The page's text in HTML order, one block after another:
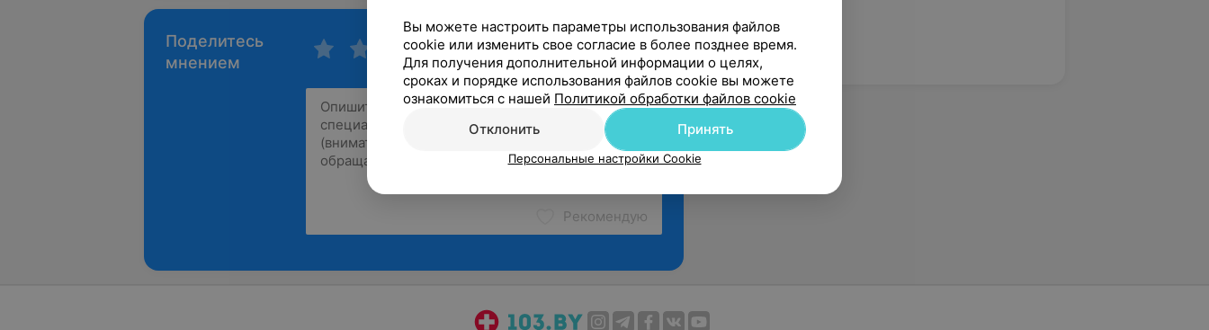
Поделитесь
мнением
Рекомендую
Вы можете настроить параметры использования файлов
cookie или изменить свое согласие в более позднее время.
Для получения дополнительной информации о целях,
сроках и порядке использования файлов cookie вы можете
ознакомиться с нашей Политикой обработки файлов cookie
Отклонить
Принять
Персональные настройки Cookie